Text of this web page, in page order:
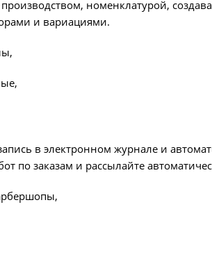
номенклатурой,
и вариациями.
в электронном журнале и
по заказам и рассылайте